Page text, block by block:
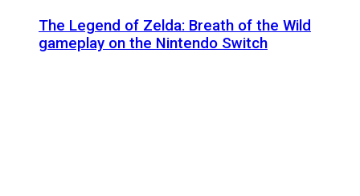
The Legend of Zelda: Breath of the Wild
gameplay on the Nintendo Switch